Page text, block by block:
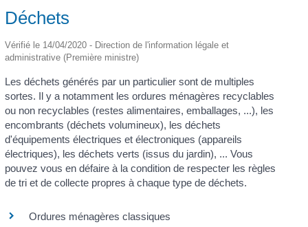
Déchets
Vérifié le 14/04/2020 - Direction de l'information légale et
administrative (Première ministre)
Les déchets générés par un particulier sont de multiples
sortes. Il y a notamment les ordures ménagères recyclables
ou non recyclables (restes alimentaires, emballages, ...), les
encombrants (déchets volumineux), les déchets
d'équipements électriques et électroniques (appareils
électriques), les déchets verts (issus du jardin), ... Vous
pouvez vous en défaire à la condition de respecter les règles
de tri et de collecte propres à chaque type de déchets.
Ordures ménagères classiques